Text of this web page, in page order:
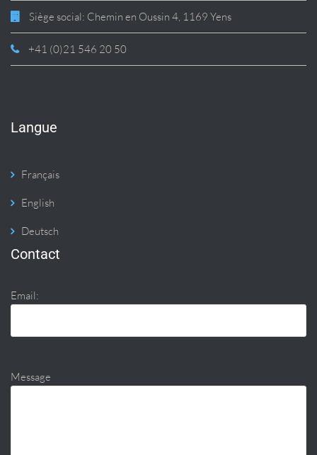
Siège social: Chemin en Oussin 4, 1169 Yens
+41 (0)21 546 20 50
Langue
Français
English
Deutsch
Contact
Email:
Message